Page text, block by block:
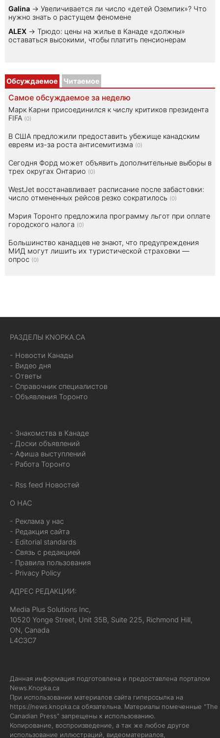
Galina → Увеличивается ли число «детей Оземпик»? Что
нужно знать о растущем феномене
ALEX → Трюдо: цены на жилье в Канаде «должны»
оставаться высокими, чтобы платить пенсионерам
Обсуждаемое Читаемое
Самое обсуждаемое за неделю
Марк Карни присоединился к числу критиков президента
FIFA (0)
В США предложили предоставить убежище канадским
евреям из-за роста антисемитизма (0)
Сегодня Форд может объявить дополнительные выборы в
трех округах Онтарио (0)
WestJet восстанавливает расписание после забастовки:
число отмененных рейсов резко сократилось (0)
Мэрия Торонто предложила программу льгот при оплате
городского налога (0)
Большинство канадцев не знают, что предупреждения
МИД могут лишить их туристической страховки —
опрос (0)
РАЗДЕЛЫ KNOPKA.CA
- Новости Канады
- Видео дня
- Ответы
- Справочник специалистов
- Объявления Торонто
- Знакомства в Канаде
- Доски объявлений
- Афиша выступлений
- Работа Торонто
- Rss feed Новостей
О НАС
- Реклама у нас
- Редакция сайта
- Editorial standards
- Связь с редакцией
- Правила пользования
- Privacy Policy
АДРЕС РЕДАКЦИИ:
Media Plus Solutions Inc,
10520 Yonge Street, Unit 35B, Suite 225, Richmond Hill,
ON, Canada
L4C3C7
Данная информация подготовлена и предоставлена порталом
News.Knopka.ca
При использовании материалов сайта гиперссылка на
https://news.knopka.ca обязательна. Материалы помеченные "The
Canadian Press" запрещены к использованию.
Копирование, воспроизведение, а так же любое другое
использование иллюстраций, видеоматериалов,